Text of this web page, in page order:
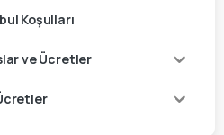
Koşulları
ve Ücretler